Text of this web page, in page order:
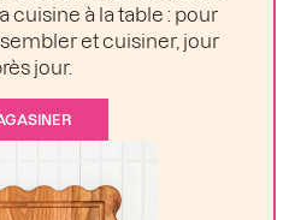
cuisine à la table : pour
et cuisiner, jour
jour.